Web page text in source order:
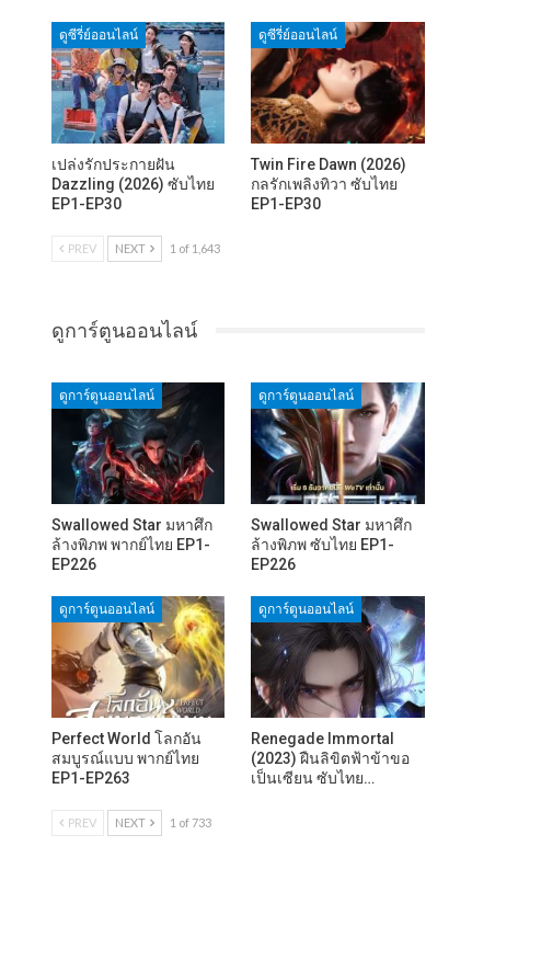
ดูซีรี่ย์ออนไลน์
เปล่งรักประกายฝัน
Dazzling (2026) ซับไทย
EP1-EP30
ดูซีรี่ย์ออนไลน์
Twin Fire Dawn (2026)
กลรักเพลิงทิวา ซับไทย
EP1-EP30
PREV NEXT 1 of 1,643
ดูการ์ตูนออนไลน์
ดูการ์ตูนออนไลน์
Swallowed Star มหาศึก
ล้างพิภพ พากย์ไทย EP1-
EP226
ดูการ์ตูนออนไลน์
Swallowed Star มหาศึก
ล้างพิภพ ซับไทย EP1-
EP226
ดูการ์ตูนออนไลน์
Perfect World โลกอัน
สมบูรณ์แบบ พากย์ไทย
EP1-EP263
ดูการ์ตูนออนไลน์
Renegade Immortal
(2023) ฝืนลิขิตฟ้าข้าขอ
เป็นเซียน ซับไทย…
PREV NEXT 1 of 733